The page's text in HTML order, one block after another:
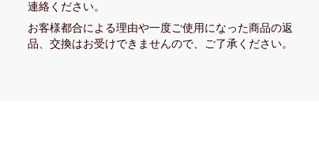
連絡ください。
お客様都合による理由や一度ご使用になった商品の返
品、交換はお受けできませんので、ご了承ください。